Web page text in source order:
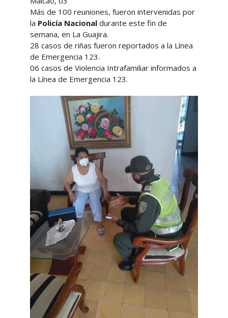
Más de 100 reuniones, fueron intervenidas por
la Policía Nacionaldurante este fin de
semana, en La Guajira.
28 casos de riñas fueron reportados a la Línea
de Emergencia 123.
06 casos de Violencia Intrafamiliar informados a
la Línea de Emergencia 123.